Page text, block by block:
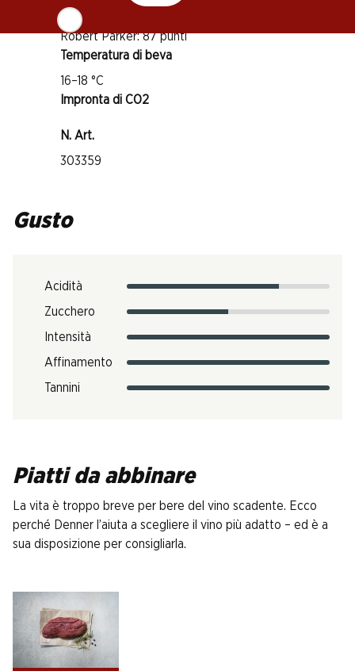
James Suckling: 90–91 punti
Robert Parker: 87 punti
Temperatura di beva
16–18 °C
Impronta di CO2
N. Art.
303359
Gusto
Acidità
Zucchero
Intensità
Affinamento
Tannini
Piatti da abbinare
La vita è troppo breve per bere del vino scadente. Ecco
perché Denner l’aiuta a scegliere il vino più adatto – ed è a
sua disposizione per consigliarla.